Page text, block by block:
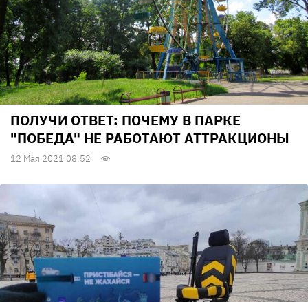
ПОЛУЧИ ОТВЕТ: ПОЧЕМУ В ПАРКЕ
"ПОБЕДА" НЕ РАБОТАЮТ АТТРАКЦИОНЫ
12 Мая 2021 08:52